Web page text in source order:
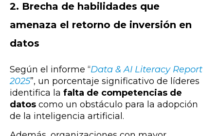
2. Brecha de habilidades que
amenaza el retorno de inversión en
datos
Según el informe “Data & AI Literacy Report
2025”, un porcentaje significativo de líderes
identifica la falta de competencias de
datos como un obstáculo para la adopción
de la inteligencia artificial.